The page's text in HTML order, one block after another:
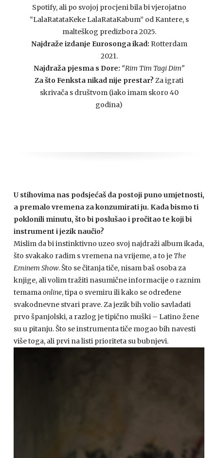
Spotify, ali po svojoj procjeni bila bi vjerojatno
“LalaRatataKeke LalaRataKabum” od Kantere, s
malteškog predizbora 2025.
Najdraže izdanje Eurosonga ikad: Rotterdam
2021.
Najdraža pjesma s Dore: “Rim Tim Tagi Dim”
Za što Fenksta nikad nije prestar? Za igrati
skrivača s društvom (iako imam skoro 40
godina)
U stihovima nas podsjećaš da postoji puno umjetnosti,
a premalo vremena za konzumirati ju. Kada bismo ti
poklonili minutu, što bi poslušao i pročitao te koji bi
instrument i jezik naučio?
Mislim da bi instinktivno uzeo svoj najdraži album ikada,
što svakako radim s vremena na vrijeme, a to je The
Eminem Show. Što se čitanja tiče, nisam baš osoba za
knjige, ali volim tražiti nasumične informacije o raznim
temamaonline, tipa o svemiru ili kako se određene
svakodnevne stvari prave. Za jezik bih volio savladati
prvo španjolski, a razlog je tipično muški – Latino žene
su u pitanju. Što se instrumenta tiče mogao bih navesti
više toga, ali prvi na listi prioriteta su bubnjevi.